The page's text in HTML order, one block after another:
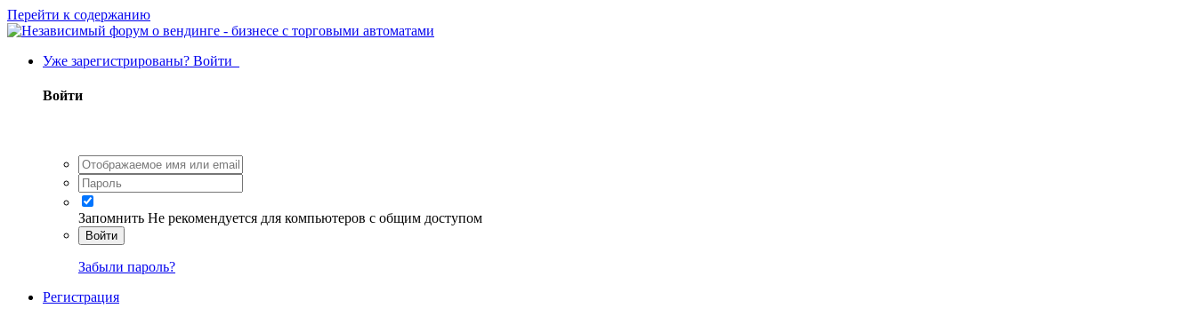
Перейти к содержанию
Уже зарегистрированы? Войти
Войти
Запомнить Не рекомендуется для компьютеров с общим доступом
Войти
Забыли пароль?
Регистрация